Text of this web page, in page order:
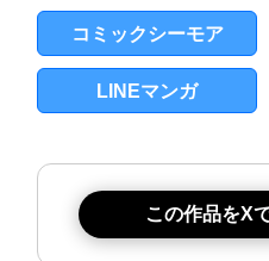
コミックシーモア
LINEマンガ
この作品をX